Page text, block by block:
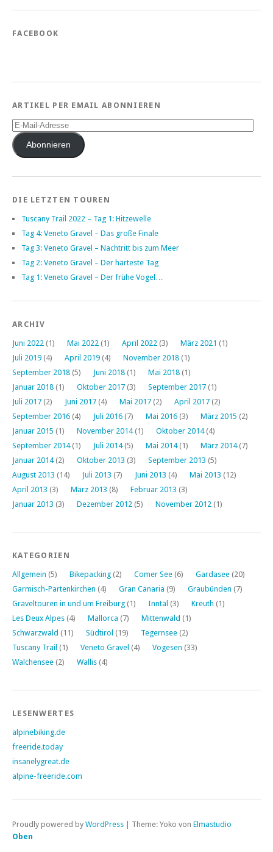
FACEBOOK
ARTIKEL PER EMAIL ABONNIEREN
E-
Mail-
AdresseAbonnieren
DIE LETZTEN TOUREN
Tuscany Trail 2022 – Tag 1: Hitzewelle
Tag 4: Veneto Gravel – Das große Finale
Tag 3: Veneto Gravel – Nachtritt bis zum Meer
Tag 2: Veneto Gravel – Der härteste Tag
Tag 1: Veneto Gravel – Der frühe Vogel…
ARCHIV
Juni 2022 (1) Mai 2022 (1) April 2022 (3) März 2021 (1)
Juli 2019 (4) April 2019 (4) November 2018 (1)
September 2018 (5) Juni 2018 (1) Mai 2018 (1)
Januar 2018 (1) Oktober 2017 (3) September 2017 (1)
Juli 2017 (2) Juni 2017 (4) Mai 2017 (2) April 2017 (2)
September 2016 (4) Juli 2016 (7) Mai 2016 (3) März 2015 (2)
Januar 2015 (1) November 2014(1) Oktober 2014(4)
September 2014(1) Juli 2014(5) Mai 2014(1) März 2014(7)
Januar 2014(2) Oktober 2013 (3) September 2013 (5)
August 2013 (14) Juli 2013 (7) Juni 2013 (4) Mai 2013 (12)
April 2013 (3) März 2013 (8) Februar 2013 (3)
Januar 2013 (3) Dezember 2012 (5) November 2012 (1)
KATEGORIEN
Allgemein (5) Bikepacking (2) Comer See (6) Gardasee (20)
Garmisch-Partenkirchen (4) Gran Canaria (9) Graubünden (7)
Graveltouren in und um Freiburg (1) Inntal (3) Kreuth (1)
Les Deux Alpes (4) Mallorca (7) Mittenwald (1)
Schwarzwald (11) Südtirol (19) Tegernsee (2)
Tuscany Trail (1) Veneto Gravel (4) Vogesen (33)
Walchensee (2) Wallis (4)
LESENWERTES
alpinebiking.de
freeride.today
insanelygreat.de
alpine-freeride.com
Proudly powered by WordPress Theme: Yoko von Elmastudio
Oben